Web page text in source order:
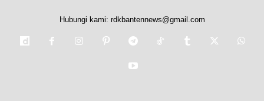
Hubungi kami: rdkbantennews@gmail.com